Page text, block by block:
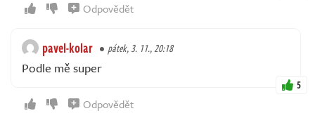
Odpovědět
pavel-kolar pátek, 3. 11., 20:18
Podle mě super
5
Odpovědět